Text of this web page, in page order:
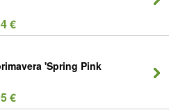
€
'Spring Pink
€